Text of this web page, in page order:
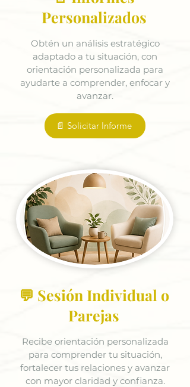
Personalizados
Obtén un análisis estratégico
adaptado a tu situación, con
orientación personalizada para
ayudarte a comprender, enfocar y
avanzar.
📄 Solicitar Informe
💬 Sesión Individual o
Parejas
Recibe orientación personalizada
para comprender tu situación,
fortalecer tus relaciones y avanzar
con mayor claridad y confianza.